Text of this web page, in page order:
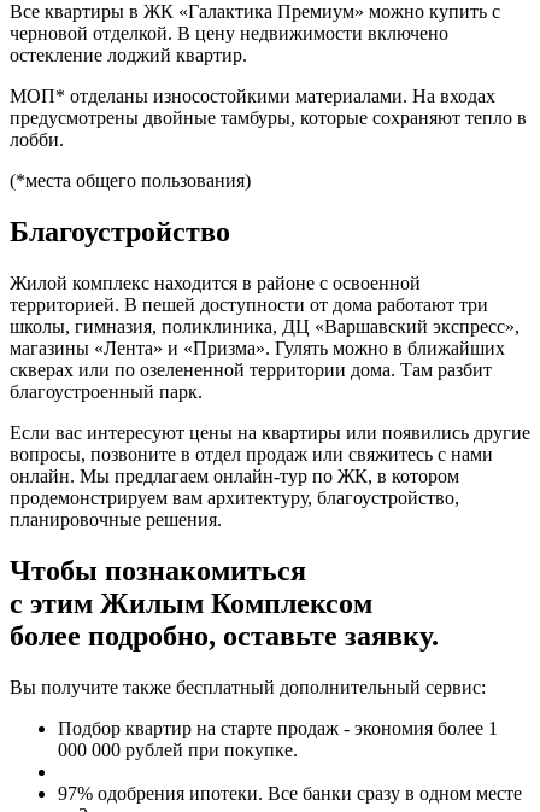
Все квартиры в ЖК «Галактика Премиум» можно купить с
черновой отделкой. В цену недвижимости включено
остекление лоджий квартир.
МОП* отделаны износостойкими материалами. На входах
предусмотрены двойные тамбуры, которые сохраняют тепло в
лобби.
(*места общего пользования)
Благоустройство
Жилой комплекс находится в районе с освоенной
территорией. В пешей доступности от дома работают три
школы, гимназия, поликлиника, ДЦ «Варшавский экспресс»,
магазины «Лента» и «Призма». Гулять можно в ближайших
скверах или по озелененной территории дома. Там разбит
благоустроенный парк.
Если вас интересуют цены на квартиры или появились другие
вопросы, позвоните в отдел продаж или свяжитесь с нами
онлайн. Мы предлагаем онлайн-тур по ЖК, в котором
продемонстрируем вам архитектуру, благоустройство,
планировочные решения.
Чтобы познакомиться
с этим Жилым Комплексом
более подробно, оставьте заявку.
Вы получите также бесплатный дополнительный сервис:
Подбор квартир на старте продаж - экономия более 1
000 000 рублей при покупке.
97% одобрения ипотеки. Все банки сразу в одном месте